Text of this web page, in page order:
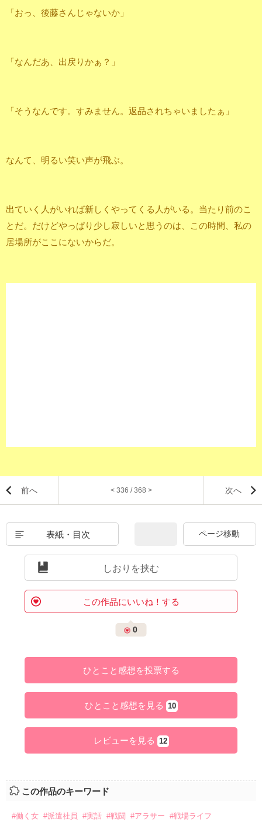
「おっ、後藤さんじゃないか」
「なんだあ、出戻りかぁ？」
「そうなんです。すみません。返品されちゃいましたぁ」
なんて、明るい笑い声が飛ぶ。
出ていく人がいれば新しくやってくる人がいる。当たり前のこ
とだ。だけどやっぱり少し寂しいと思うのは、この時間、私の
居場所がここにないからだ。
前へ < 336 / 368 > 次へ
表紙・目次
しおりを挟む
この作品にいいね！する
0
ひとこと感想を投票する
ひとこと感想を見る 10
レビューを見る 12
この作品のキーワード
#働く女 #派遣社員 #実話 #戦闘 #アラサー #戦場ライフ